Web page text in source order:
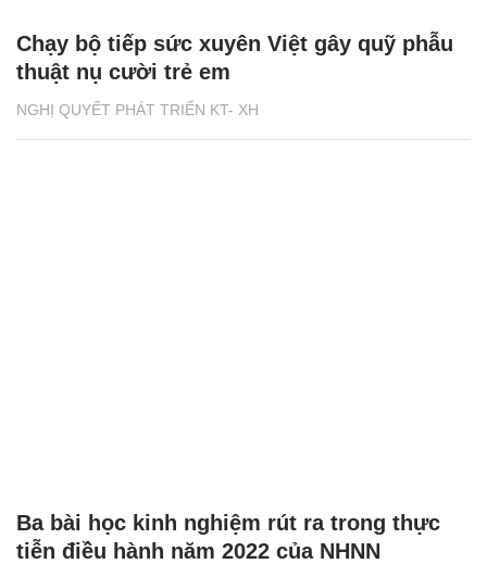
NGHỊ QUYẾT PHÁT TRIỂN KT- XH
Chạy bộ tiếp sức xuyên Việt gây quỹ phẫu
thuật nụ cười trẻ em
Ba bài học kinh nghiệm rút ra trong thực
tiễn điều hành năm 2022 của NHNN